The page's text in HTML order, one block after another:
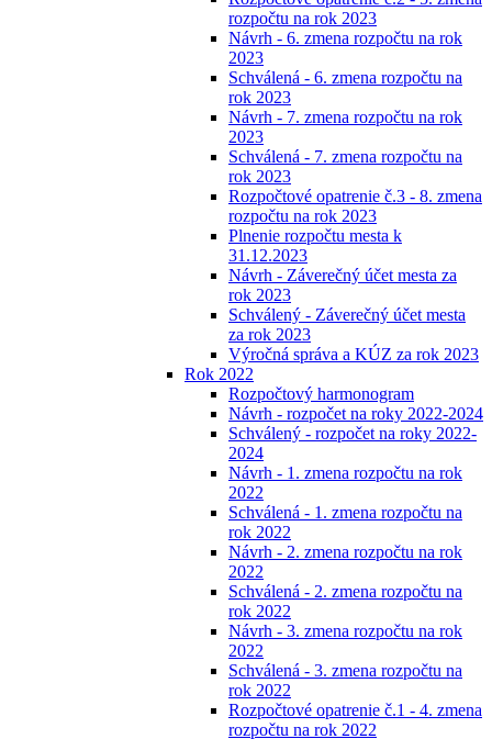
rozpočtu na rok 2023
Návrh - 6. zmena rozpočtu na rok
2023
Schválená - 6. zmena rozpočtu na
rok 2023
Návrh - 7. zmena rozpočtu na rok
2023
Schválená - 7. zmena rozpočtu na
rok 2023
Rozpočtové opatrenie č.3 - 8. zmena
rozpočtu na rok 2023
Plnenie rozpočtu mesta k
31.12.2023
Návrh - Záverečný účet mesta za
rok 2023
Schválený - Záverečný účet mesta
za rok 2023
Výročná správa a KÚZ za rok 2023
Rok 2022
Rozpočtový harmonogram
Návrh - rozpočet na roky 2022-2024
Schválený - rozpočet na roky 2022-
2024
Návrh - 1. zmena rozpočtu na rok
2022
Schválená - 1. zmena rozpočtu na
rok 2022
Návrh - 2. zmena rozpočtu na rok
2022
Schválená - 2. zmena rozpočtu na
rok 2022
Návrh - 3. zmena rozpočtu na rok
2022
Schválená - 3. zmena rozpočtu na
rok 2022
Rozpočtové opatrenie č.1 - 4. zmena
rozpočtu na rok 2022